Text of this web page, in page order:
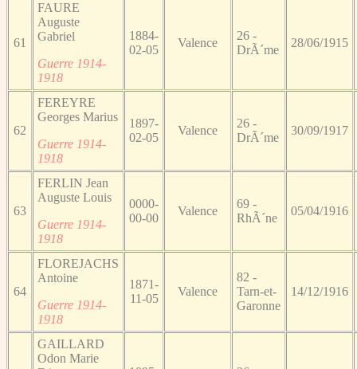
61
FAURE
Auguste
Gabriel
Guerre 1914-
1918
1884-
02-05
Valence
26 -
DrÃ´me
28/06/1915
62
FEREYRE
Georges Marius
Guerre 1914-
1918
1897-
02-05
Valence
26 -
DrÃ´me
30/09/1917
63
FERLIN Jean
Auguste Louis
Guerre 1914-
1918
0000-
00-00
Valence
69 -
RhÃ´ne
05/04/1916
64
FLOREJACHS
Antoine
Guerre 1914-
1918
1871-
11-05
Valence
82 -
Tarn-et-
Garonne
14/12/1916
GAILLARD
Odon Marie